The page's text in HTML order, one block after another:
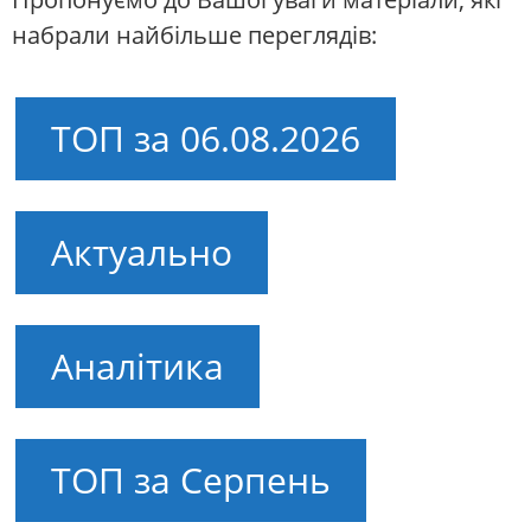
набрали найбільше переглядів:
ТОП за 06.08.2026
Актуально
Аналітика
ТОП за Серпень